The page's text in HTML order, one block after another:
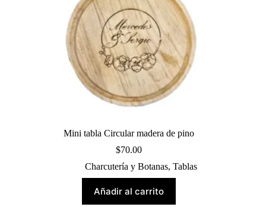
Mini tabla Circular madera de pino
$70.00
Charcutería y Botanas, Tablas
Añadir al carrito